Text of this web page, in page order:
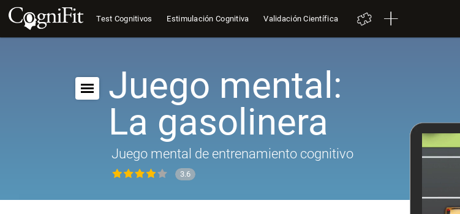
Test Cognitivos Estimulación Cognitiva Validación Científica
Juego mental:
La gasolinera
Juego mental de entrenamiento cognitivo
3.6